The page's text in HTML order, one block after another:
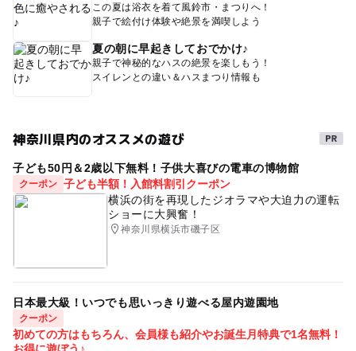
この夏は浴衣を着て風鈴市・まつりへ！
親子で絵付け体験や絶景を満喫しよう
夏の朝に早起きしておでかけ♪
親子で神秘的なハスの絶景を楽しもう！
スイレンとの違い＆ハスまつり情報も
神奈川県内のオススメの遊び
子ども50円＆2歳以下無料！子供大喜びの電車の博物館
クーポン 子ども半額！入館料割引クーポン
横浜の街を再現したジオラマや大迫力の運転
ショーに大興奮！
神奈川県横浜市磯子区
日本最大級！いつでも思いっきり遊べる屋内遊園地
クーポン
初めての方はもちろん、会員様も紹介やお誕生月特典で1名無料！
お得に遊ぼう♪